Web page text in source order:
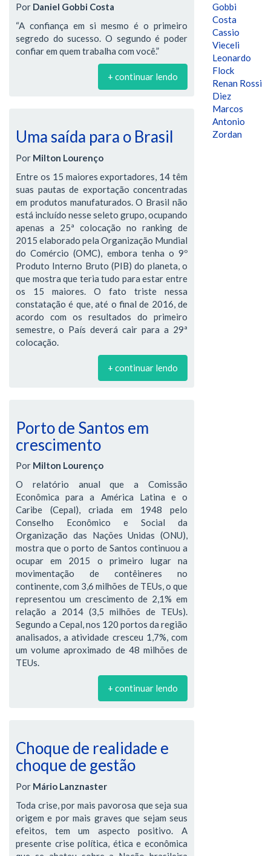
Por Daniel Gobbi Costa
“A confiança em si mesmo é o primeiro
segredo do sucesso. O segundo é poder
confiar em quem trabalha com você.”
+ continuar lendo
Uma saída para o Brasil
Por Milton Lourenço
Entre os 15 maiores exportadores, 14 têm
suas pautas de exportação concentradas
em produtos manufaturados. O Brasil não
está incluído nesse seleto grupo, ocupando
apenas a 25ª colocação no ranking de
2015 elaborado pela Organização Mundial
do Comércio (OMC), embora tenha o 9º
Produto Interno Bruto (PIB) do planeta, o
que mostra que teria tudo para estar entre
os 15 maiores. O fato triste nessa
constatação é que, até o final de 2016, de
acordo com os resultados do primeiro
semestre, o País deverá cair para a 29ª
colocação.
+ continuar lendo
Porto de Santos em
crescimento
Por Milton Lourenço
O relatório anual que a Comissão
Econômica para a América Latina e o
Caribe (Cepal), criada em 1948 pelo
Conselho Econômico e Social da
Organização das Nações Unidas (ONU),
mostra que o porto de Santos continuou a
ocupar em 2015 o primeiro lugar na
movimentação de contêineres no
continente, com 3,6 milhões de TEUs, o que
representou um crescimento de 2,1% em
relação a 2014 (3,5 milhões de TEUs).
Segundo a Cepal, nos 120 portos da região
analisados, a atividade cresceu 1,7%, com
um volume aproximado de 48 milhões de
TEUs.
+ continuar lendo
Choque de realidade e
choque de gestão
Por Mário Lanznaster
Toda crise, por mais pavorosa que seja sua
origem e por mais graves que sejam seus
efeitos, tem um aspecto positivo. A
presente crise política, ética e econômica
Gobbi
Costa
Cassio
Vieceli
Leonardo
Flock
Renan Rossi
Diez
Marcos
Antonio
Zordan